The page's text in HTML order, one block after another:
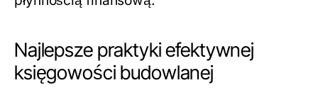
Najlepsze praktyki efektywnej
księgowości budowlanej